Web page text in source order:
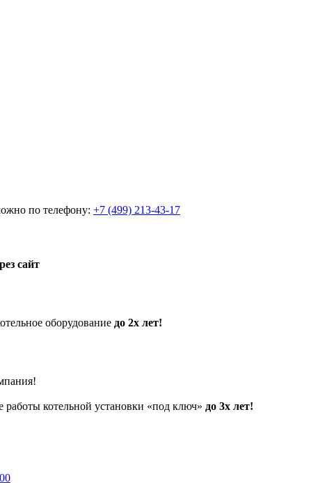
по телефону: +7 (499) 213-43-17
сайт
оборудование до 2х лет!
котельной установки «под ключ» до 3х лет!